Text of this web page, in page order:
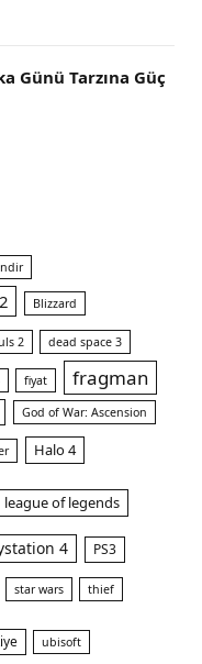
Günü Tarzına Güç
Blizzard
2 dead space 3
fiyat fragman
God of War: Ascension
Halo 4
league of legends
4 PS3
star wars thief
ubisoft